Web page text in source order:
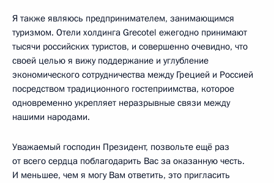
Я также являюсь предпринимателем, занимающимся
туризмом. Отели холдинга Grecotel ежегодно принимают
тысячи российских туристов, и совершенно очевидно, что
своей целью я вижу поддержание и углубление
экономического сотрудничества между Грецией и Россией
посредством традиционного гостеприимства, которое
одновременно укрепляет неразрывные связи между
нашими народами.
Уважаемый господин Президент, позвольте ещё раз
от всего сердца поблагодарить Вас за оказанную честь.
И меньшее, чем я могу Вам ответить, это пригласить